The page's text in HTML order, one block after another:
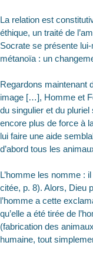
La relation est
éthique, un traité de
Socrate se présente
métanoïa : un
Regardons maintenant
image […], Homme et
du singulier et du
encore plus de force à
lui faire une aide
d’abord tous les
L’homme les nomme :
citée, p. 8). Alors, Dieu
l’homme a cette
qu’elle a été tirée de
(fabrication des
humaine, tout